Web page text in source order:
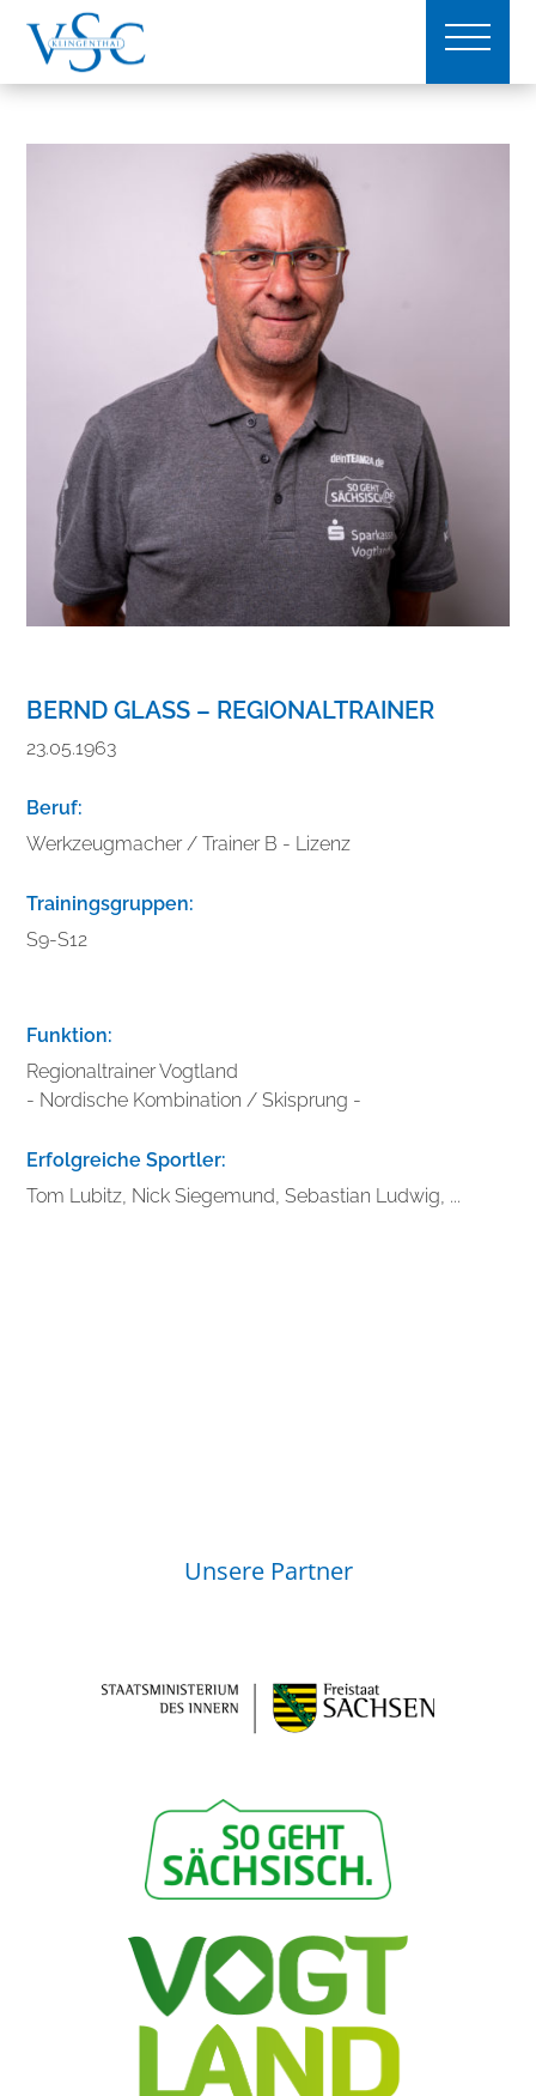
BERND GLASS – REGIONALTRAINER
23.05.1963
Beruf:
Werkzeugmacher / Trainer B - Lizenz
Trainingsgruppen:
S9-S12
Funktion:
Regionaltrainer Vogtland
- Nordische Kombination / Skisprung -
Erfolgreiche Sportler:
Tom Lubitz, Nick Siegemund, Sebastian Ludwig, ...
Unsere Partner